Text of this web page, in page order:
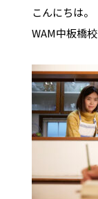
こんにちは。
WAM中板橋校